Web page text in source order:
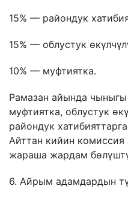
15% — райондук
15% — облустук
10% — муфтиятка.
Рамазан айында
муфтиятка, облустук
райондук
Айттан кийин
жараша жардам
6. Айрым адамдардын